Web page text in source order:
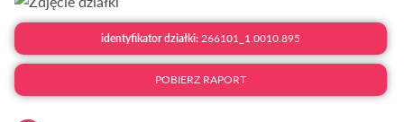
identyfikator działki: 266101_1.0010.895
POBIERZ RAPORT